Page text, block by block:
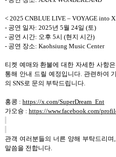
< 2025 CNBLUE LIVE – VOYAGE into
- 공연 일자: 2025년 5월 24일 (토)
- 공연 시간: 오후 5시 (현지 시간)
- 공연 장소: Kaohsiung Music Center
티켓 예매와 환불에 대한 자세한 사항
통해 안내 드릴 예정입니다. 관련하여
의 SNS로 문의 부탁드립니다.
홍콩 : https://x.com/SuperDream_Ent
가오슝 : https://www.facebook.com/
관객 여러분들의 너른 양해 부탁드리며,
말씀을 전합니다.